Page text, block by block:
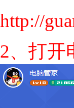
http://
2、打